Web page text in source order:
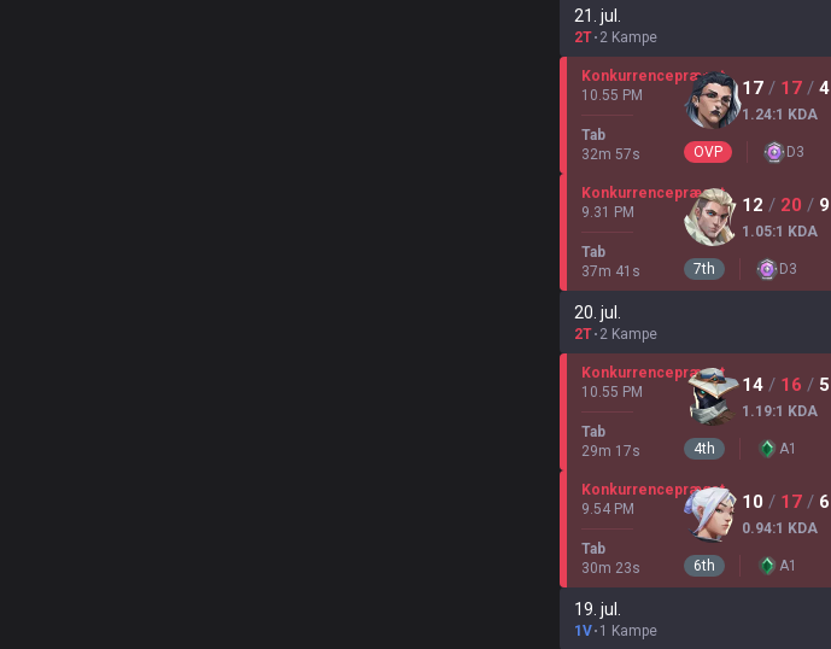
21. jul.
2T 2 Kampe
Konkurrencepræget
10.55 PM
Tab
32m 57s
17 / 17 / 4
1.24:1 KDA
OVP D3
Konkurrencepræget
9.31 PM
Tab
37m 41 s
12 / 20 / 9
1.05:1 KDA
7th D3
20. jul.
2T 2 Kampe
Konkurrencepræget
10.55 PM
Tab
29m 17s
14 / 16 / 5
1.19:1 KDA
4th A1
Konkurrencepræget
9.54 PM
Tab
30m 23s
10 / 17 / 6
0.94:1 KDA
6th A1
19. jul.
1V 1 Kampe